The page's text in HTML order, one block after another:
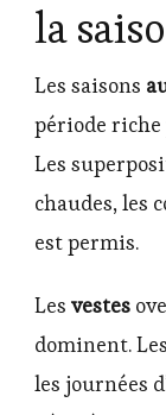
la
Les saisons
période
Les
chaudes, les
est permis.
Les vestes
dominent.
les journées